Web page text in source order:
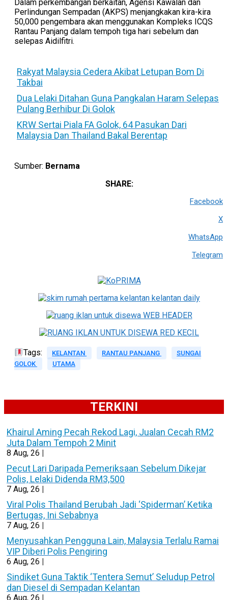
Dalam perkembangan berkaitan, Agensi Kawalan dan
Perlindungan Sempadan (AKPS) menjangkakan kira-kira
50,000 pengembara akan menggunakan Kompleks ICQS
Rantau Panjang dalam tempoh tiga hari sebelum dan
selepas Aidilfitri.
Rakyat Malaysia Cedera Akibat Letupan Bom Di
Takbai
Dua Lelaki Ditahan Guna Pangkalan Haram Selepas
Pulang Berhibur Di Golok
KRW Sertai Piala FA Golok, 64 Pasukan Dari
Malaysia Dan Thailand Bakal Berentap
Sumber: Bernama
SHARE:
Facebook
X
WhatsApp
Telegram
Tags: KELANTAN RANTAU PANJANG
SUNGAI
GOLOK
UTAMA
TERKINI
Khairul Aming Pecah Rekod Lagi, Jualan Cecah RM2
Juta Dalam Tempoh 2 Minit
8 Aug, 26
Pecut Lari Daripada Pemeriksaan Sebelum Dikejar
Polis, Lelaki Didenda RM3,500
7 Aug, 26
Viral Polis Thailand Berubah Jadi ‘Spiderman’ Ketika
Bertugas, Ini Sebabnya
7 Aug, 26
Menyusahkan Pengguna Lain, Malaysia Terlalu Ramai
VIP Diberi Polis Pengiring
6 Aug, 26
Sindiket Guna Taktik ‘Tentera Semut’ Seludup Petrol
dan Diesel di Sempadan Kelantan
6 Aug, 26